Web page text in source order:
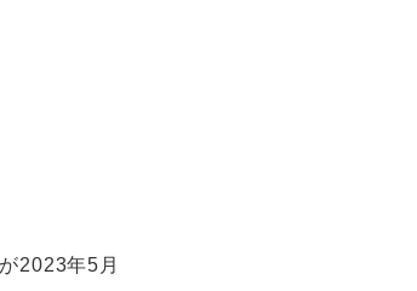
2023年5月